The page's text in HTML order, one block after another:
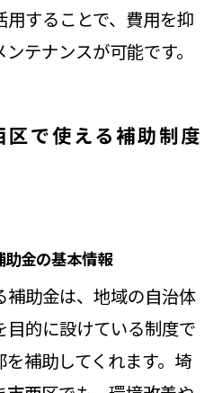
することで、費用を抑
テナンスが可能です。
で使える補助制度
金の基本情報
助金は、地域の自治体
的に設けている制度で
補助してくれます。埼